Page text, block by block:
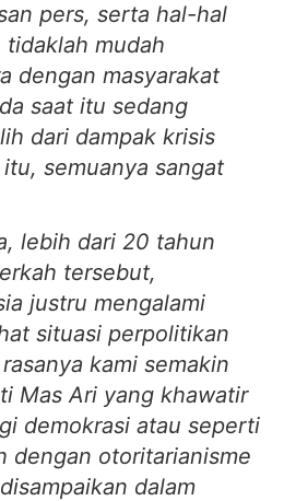
pers, serta hal-hal
mudah
dengan masyarakat
saat itu sedang
dari dampak krisis
semuanya sangat
lebih dari 20 tahun
tersebut,
justru mengalami
situasi perpolitikan
kami semakin
Mas Ari yang khawatir
demokrasi atau seperti
dengan otoritarianisme
dalam